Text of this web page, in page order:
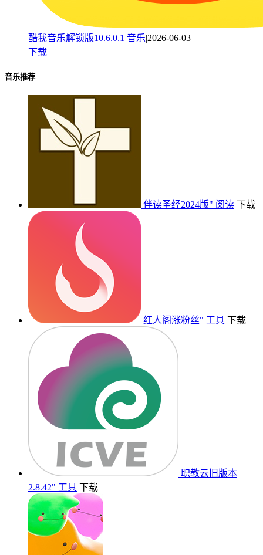
酷我音乐解锁版10.6.0.1 音乐|2026-06-03
下载
音乐推荐
伴读圣经2024版" 阅读 下载
红人阁涨粉丝" 工具 下载
职教云旧版本
2.8.42" 工具 下载